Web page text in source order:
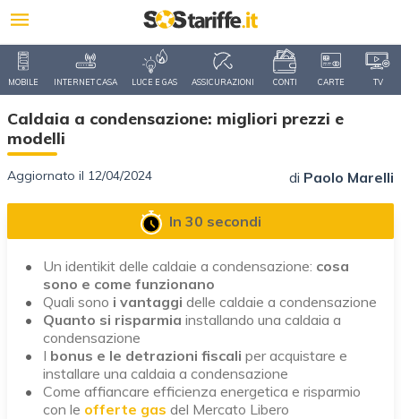
MOBILE INTERNET CASA LUCE E GAS ASSICURAZIONI CONTI CARTE TV
Caldaia a condensazione: migliori prezzi e
modelli
Aggiornato il 12/04/2024 di Paolo Marelli
In 30 secondi
Un identikit delle caldaie a condensazione: cosa
sono e come funzionano
Quali sono i vantaggi delle caldaie a condensazione
Quanto si risparmia installando una caldaia a
condensazione
I bonus e le detrazioni fiscali per acquistare e
installare una caldaia a condensazione
Come affiancare efficienza energetica e risparmio
con le offerte gas del Mercato Libero